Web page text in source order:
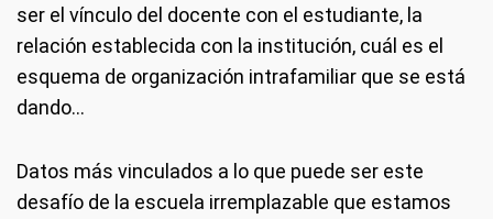
ser el vínculo del docente con el estudiante, la
relación establecida con la institución, cuál es el
esquema de organización intrafamiliar que se está
dando...
Datos más vinculados a lo que puede ser este
desafío de la escuela irremplazable que estamos